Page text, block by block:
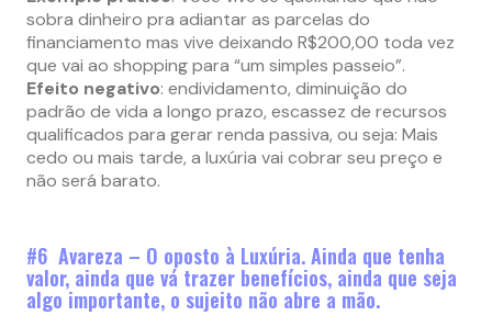
sobra dinheiro pra adiantar as parcelas do
financiamento mas vive deixando R$200,00 toda vez
que vai ao shopping para “um simples passeio”.
Efeito negativo: endividamento, diminuição do
padrão de vida a longo prazo, escassez de recursos
qualificados para gerar renda passiva, ou seja: Mais
cedo ou mais tarde, a luxúria vai cobrar seu preço e
não será barato.
#6 Avareza – O oposto à Luxúria. Ainda que tenha
valor, ainda que vá trazer benefícios, ainda que seja
algo importante, o sujeito não abre a mão.